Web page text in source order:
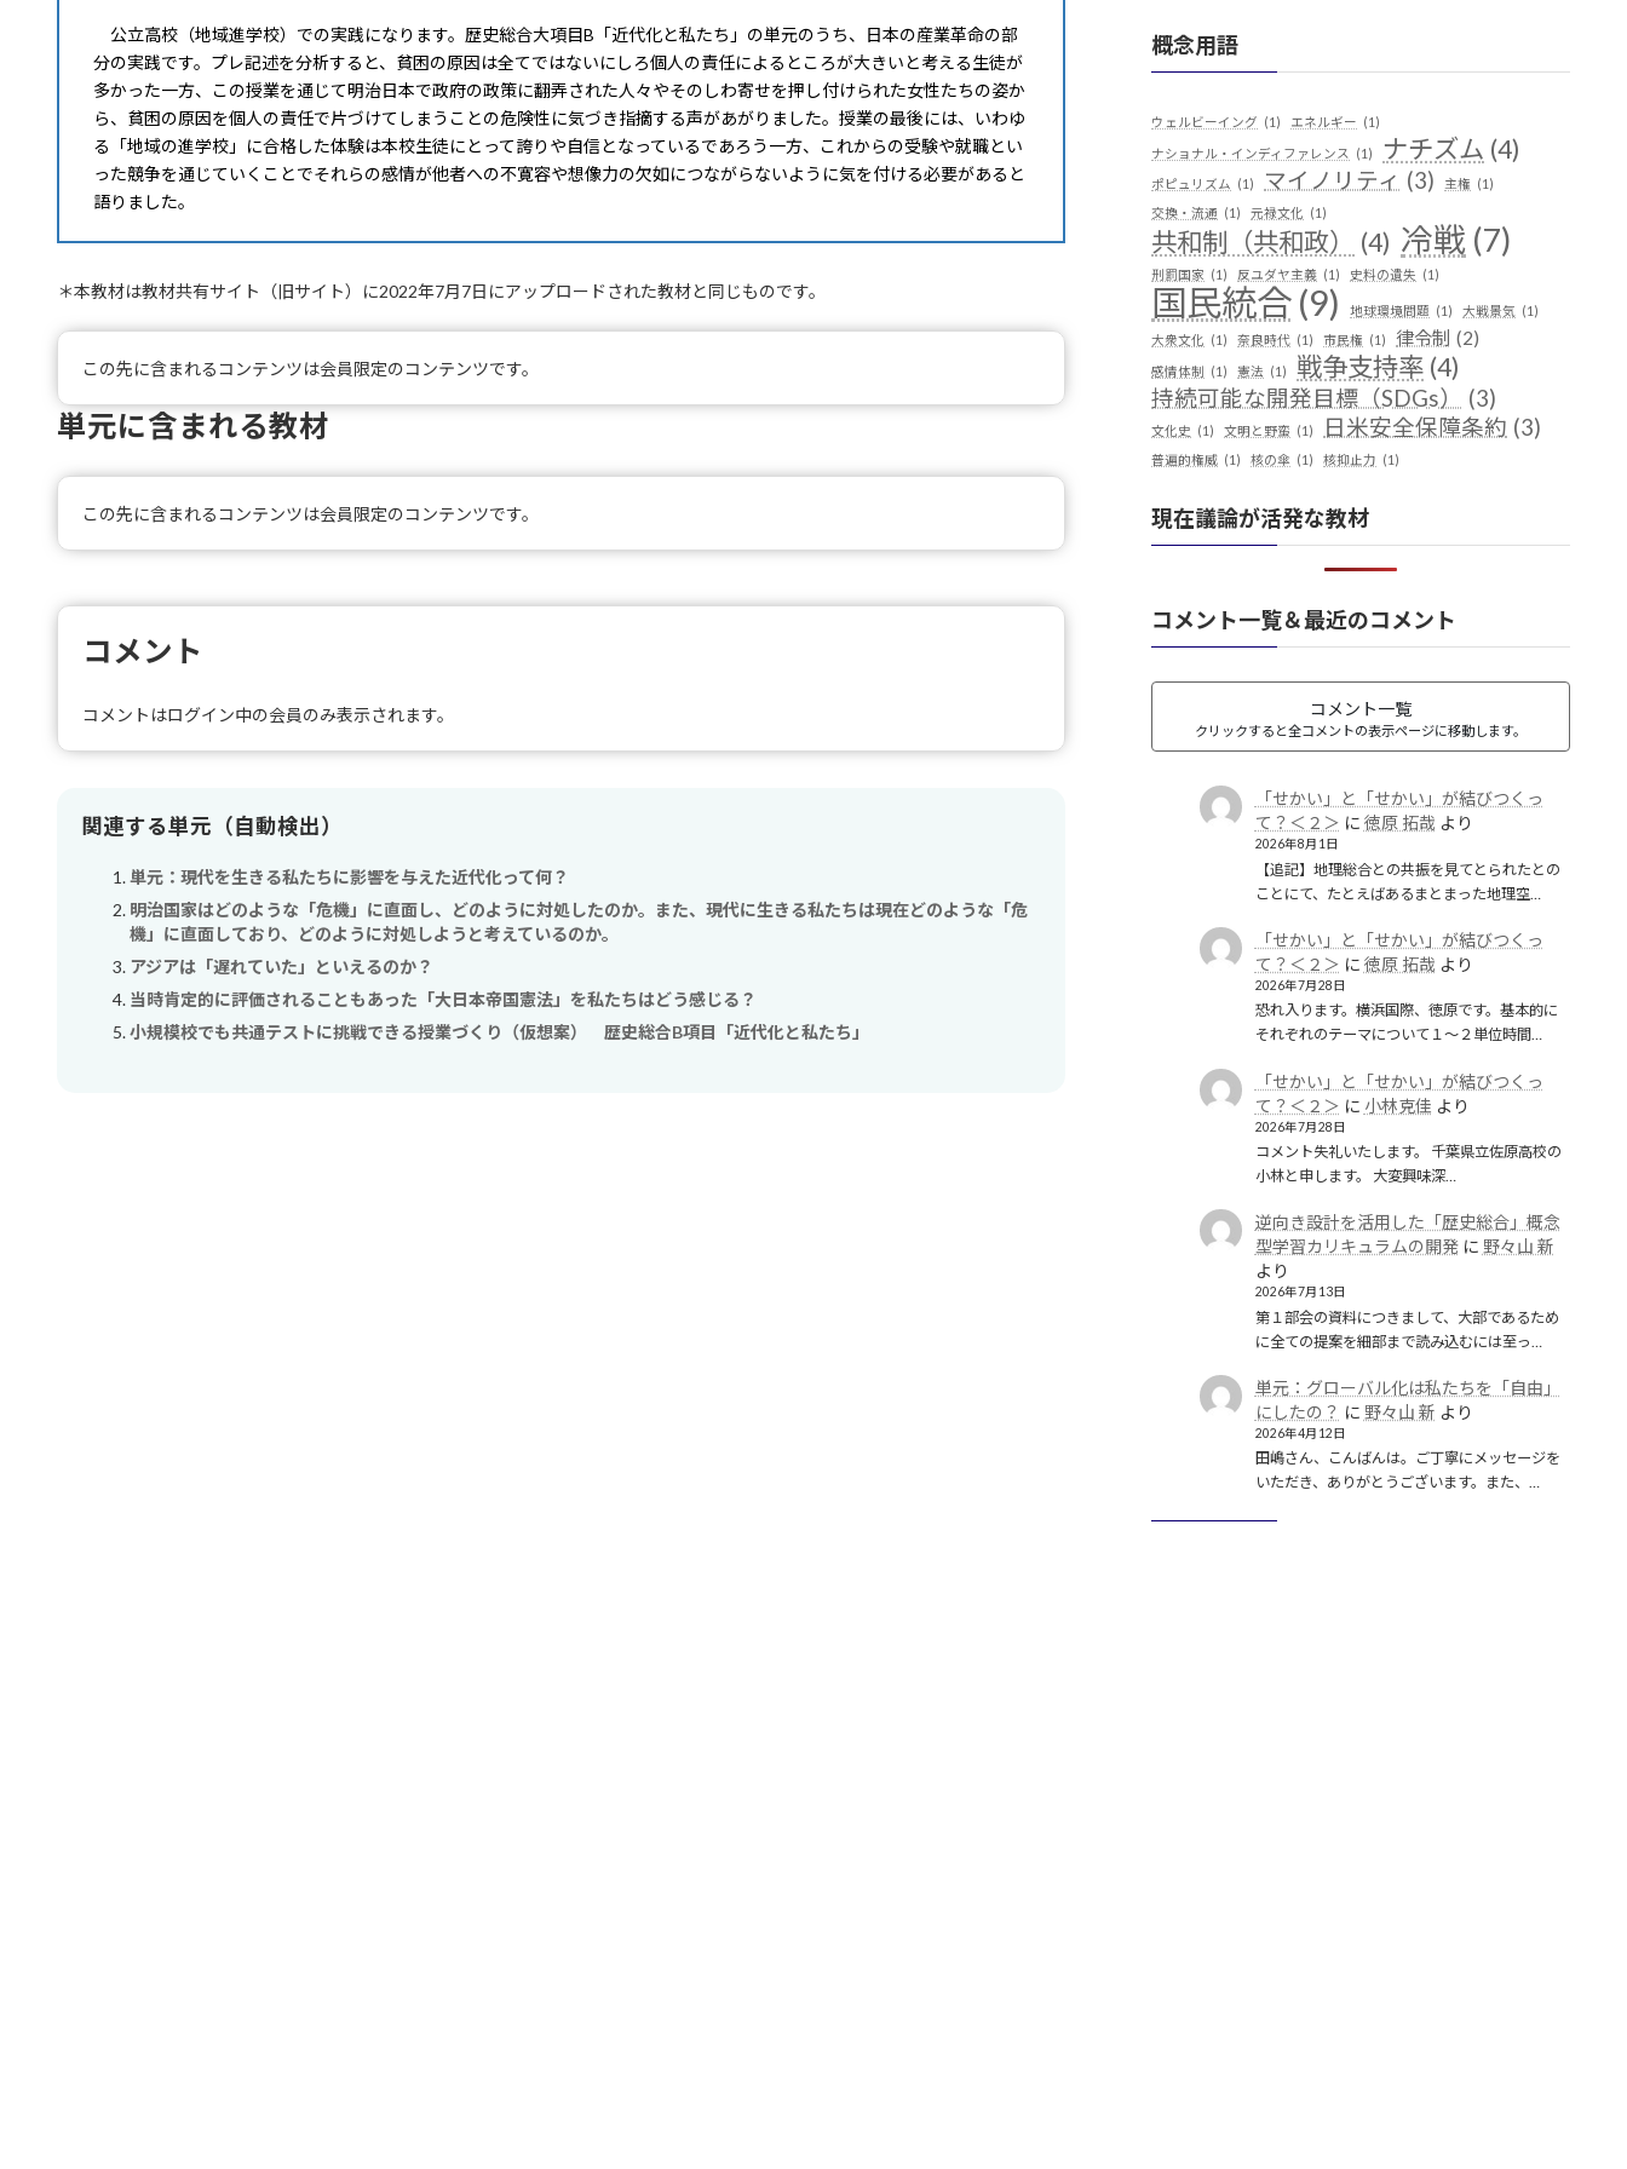
公立高校（地域進学校）での実践になります。歴史総合大項目B「近代化と私たち」の単元のうち、日本の産業革命の部
分の実践です。プレ記述を分析すると、貧困の原因は全てではないにしろ個人の責任によるところが大きいと考える生徒が
多かった一方、この授業を通じて明治日本で政府の政策に翻弄された人々やそのしわ寄せを押し付けられた女性たちの姿か
ら、貧困の原因を個人の責任で片づけてしまうことの危険性に気づき指摘する声があがりました。授業の最後には、いわゆ
る「地域の進学校」に合格した体験は本校生徒にとって誇りや自信となっているであろう一方、これからの受験や就職とい
った競争を通じていくことでそれらの感情が他者への不寛容や想像力の欠如につながらないように気を付ける必要があると
語りました。
＊本教材は教材共有サイト（旧サイト）に2022年7月7日にアップロードされた教材と同じものです。
この先に含まれるコンテンツは会員限定のコンテンツです。
単元に含まれる教材
この先に含まれるコンテンツは会員限定のコンテンツです。
コメント
コメントはログイン中の会員のみ表示されます。
関連する単元（自動検出）
単元：現代を生きる私たちに影響を与えた近代化って何？
明治国家はどのような「危機」に直面し、どのように対処したのか。また、現代に生きる私たちは現在どのような「危
機」に直面しており、どのように対処しようと考えているのか。
アジアは「遅れていた」といえるのか？
当時肯定的に評価されることもあった「大日本帝国憲法」を私たちはどう感じる？
小規模校でも共通テストに挑戦できる授業づくり（仮想案） 歴史総合B項目「近代化と私たち」
概念用語
ウェルビーイング (1) エネルギー (1)
ナショナル・インディファレンス
(1) ナチズム (4)
ポピュリズム (1) マイノリティ (3) 主権 (1)
交換・流通 (1) 元禄文化 (1)
共和制（共和政） (4) 冷戦 (7)
刑罰国家 (1) 反ユダヤ主義 (1) 史料の遺失 (1)
国民統合 (9) 地球環境問題 (1) 大戦景気 (1)
大衆文化 (1) 奈良時代 (1) 市民権 (1) 律令制 (2)
感情体制 (1) 憲法 (1) 戦争支持率 (4)
持続可能な開発目標（SDGs） (3)
文化史 (1) 文明と野蛮 (1) 日米安全保障条約 (3)
普遍的権威 (1) 核の傘 (1) 核抑止力 (1)
歴史実践 (1) 民族独立運動
都城制 (1) 鎖国(4) 革命 (1)
現在議論が活発な教材
コメント一覧＆最近のコメント
コメント一覧
クリックすると全コメントの表示ページに移動します。
「せかい」と「せかい」が結びつくっ
て？＜２＞ に 徳原 拓哉 より
2026年8月1日
【追記】地理総合との共振を見てとられたとの
ことにて、たとえばあるまとまった地理空…
「せかい」と「せかい」が結びつくっ
て？＜２＞ に 徳原 拓哉 より
2026年7月28日
恐れ入ります。横浜国際、徳原です。基本的に
それぞれのテーマについて１〜２単位時間…
「せかい」と「せかい」が結びつくっ
て？＜２＞ に 小林克佳 より
2026年7月28日
コメント失礼いたします。 千葉県立佐原高校の
小林と申します。 大変興味深…
逆向き設計を活用した「歴史総合」概念
型学習カリキュラムの開発に 野々山 新
より
2026年7月13日
第１部会の資料につきまして、大部であるため
に全ての提案を細部まで読み込むには至っ…
単元：グローバル化は私たちを「自由」
にしたの？ に 野々山 新 より
2026年4月12日
田嶋さん、こんばんは。ご丁寧にメッセージを
いただき、ありがとうございます。また、…